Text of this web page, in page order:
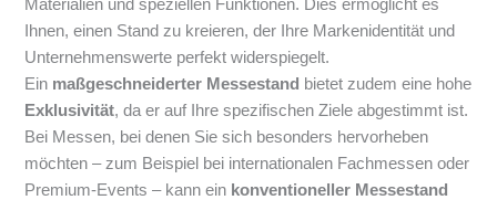
Materialien und speziellen Funktionen. Dies ermöglicht es
Ihnen, einen Stand zu kreieren, der Ihre Markenidentität und
Unternehmenswerte perfekt widerspiegelt.
Ein maßgeschneiderter Messestand bietet zudem eine hohe
Exklusivität, da er auf Ihre spezifischen Ziele abgestimmt ist.
Bei Messen, bei denen Sie sich besonders hervorheben
möchten – zum Beispiel bei internationalen Fachmessen oder
Premium-Events – kann ein konventioneller Messestand